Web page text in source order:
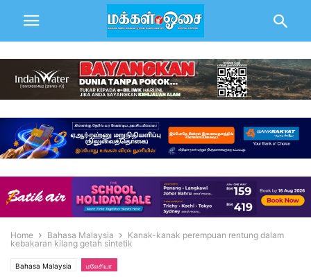
Home Bahasa Malaysia
Kanak-kanak perempuan rentung dalam
kebakaran kilang getah sintetik
Bahasa Malaysia மலேசியா